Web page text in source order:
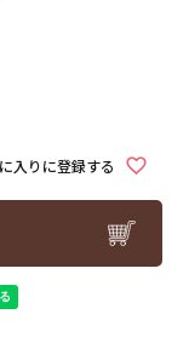
入りに登録する